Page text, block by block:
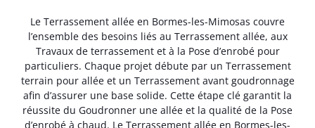
Le Terrassement allée en Bormes-les-Mimosas couvre
l’ensemble des besoins liés au Terrassement allée, aux
Travaux de terrassement et à la Pose d’enrobé pour
particuliers. Chaque projet débute par un Terrassement
terrain pour allée et un Terrassement avant goudronnage
afin d’assurer une base solide. Cette étape clé garantit la
réussite du Goudronner une allée et la qualité de la Pose
d’enrobé à chaud. Le Terrassement allée en Bormes-les-